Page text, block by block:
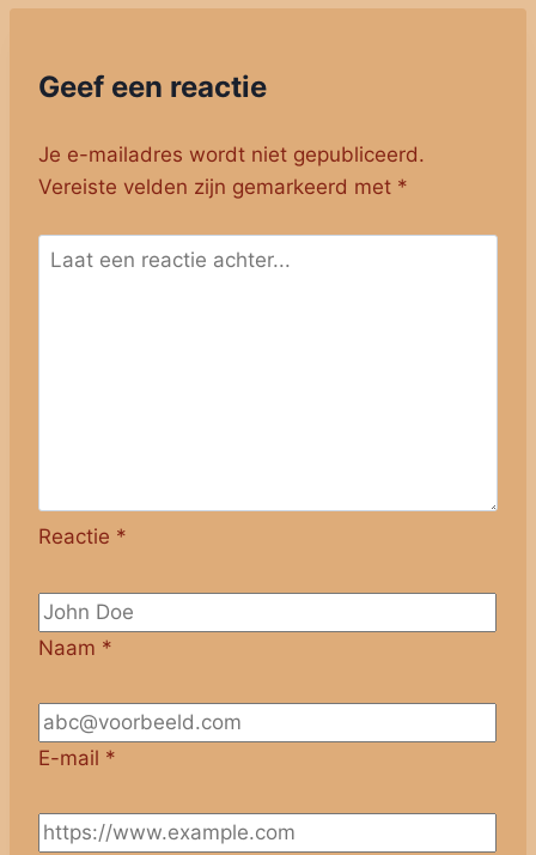
Geef een reactie
Je e-mailadres wordt niet gepubliceerd.
Vereiste velden zijn gemarkeerd met *
Reactie *
Naam *
E-mail *